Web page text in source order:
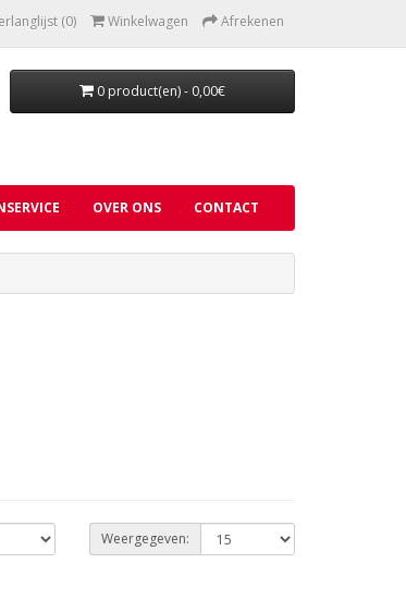
(0) Winkelwagen Afrekenen
0 product(en) - 0,00€
OVER ONS CONTACT
Weergegeven: